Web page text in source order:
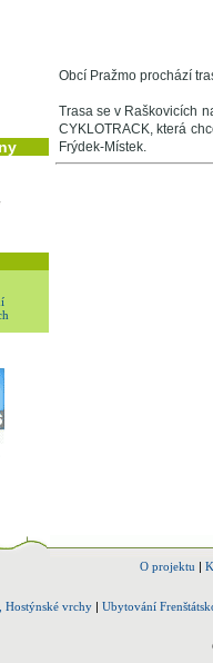
Obcí Pražmo prochází
Trasa se v Raškovicích
CYKLOTRACK, která
Frýdek-Místek.
O projektu |
Hostýnské vrchy | Ubytování